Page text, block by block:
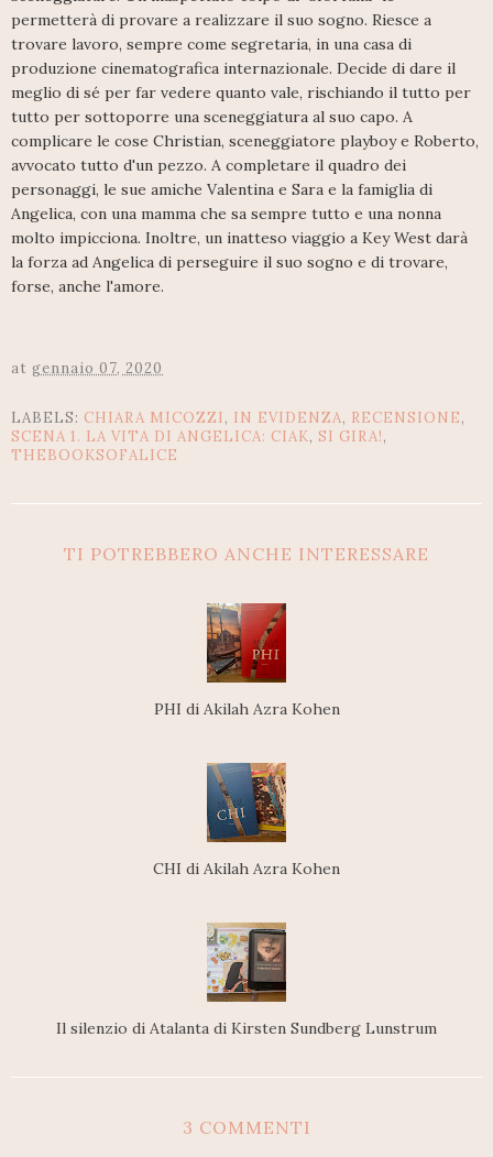
permetterà di provare a realizzare il suo sogno. Riesce a
trovare lavoro, sempre come segretaria, in una casa di
produzione cinematografica internazionale. Decide di dare il
meglio di sé per far vedere quanto vale, rischiando il tutto per
tutto per sottoporre una sceneggiatura al suo capo. A
complicare le cose Christian, sceneggiatore playboy e Roberto,
avvocato tutto d'un pezzo. A completare il quadro dei
personaggi, le sue amiche Valentina e Sara e la famiglia di
Angelica, con una mamma che sa sempre tutto e una nonna
molto impicciona. Inoltre, un inatteso viaggio a Key West darà
la forza ad Angelica di perseguire il suo sogno e di trovare,
forse, anche l'amore.
at gennaio 07, 2020
LABELS: CHIARA MICOZZI, IN EVIDENZA, RECENSIONE,
SCENA 1. LA VITA DI ANGELICA: CIAK, SI GIRA!,
THEBOOKSOFALICE
TI POTREBBERO ANCHE INTERESSARE
PHI di Akilah Azra Kohen
CHI di Akilah Azra Kohen
Il silenzio di Atalanta di Kirsten Sundberg Lunstrum
3 COMMENTI